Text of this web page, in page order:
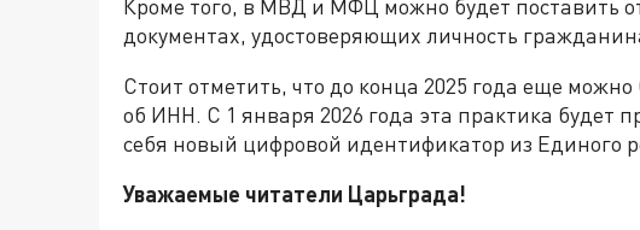
Кроме того, в МВД и МФЦ можно будет поставить
документах, удостоверяющих личность
Стоит отметить, что до конца 2025 года еще
об ИНН. С 1 января 2026 года эта практика будет
себя новый цифровой идентификатор из Единого
Уважаемые читатели Царьграда!